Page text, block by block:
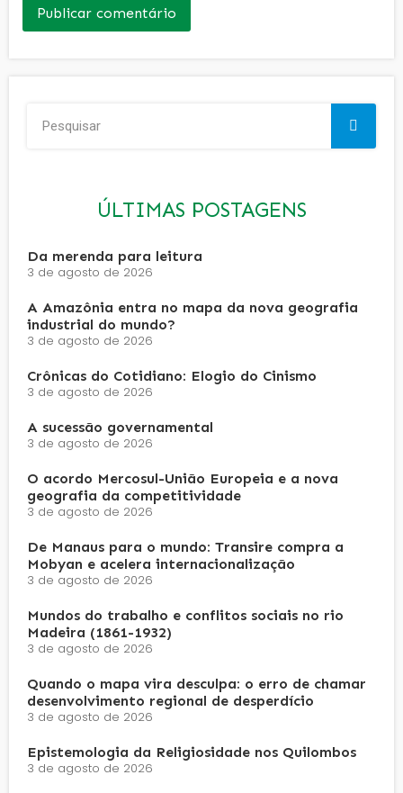
ÚLTIMAS POSTAGENS
Da merenda para leitura
3 de agosto de 2026
A Amazônia entra no mapa da nova geografia
industrial do mundo?
3 de agosto de 2026
Crônicas do Cotidiano: Elogio do Cinismo
3 de agosto de 2026
A sucessão governamental
3 de agosto de 2026
O acordo Mercosul-União Europeia e a nova
geografia da competitividade
3 de agosto de 2026
De Manaus para o mundo: Transire compra a
Mobyan e acelera internacionalização
3 de agosto de 2026
Mundos do trabalho e conflitos sociais no rio
Madeira (1861-1932)
3 de agosto de 2026
Quando o mapa vira desculpa: o erro de chamar
desenvolvimento regional de desperdício
3 de agosto de 2026
Epistemologia da Religiosidade nos Quilombos
3 de agosto de 2026